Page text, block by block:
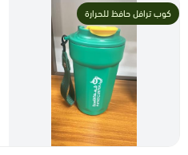
كوب ترافل حافظ للحرارة